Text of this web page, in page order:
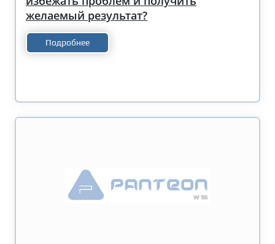
желаемый результат?
Подробнее